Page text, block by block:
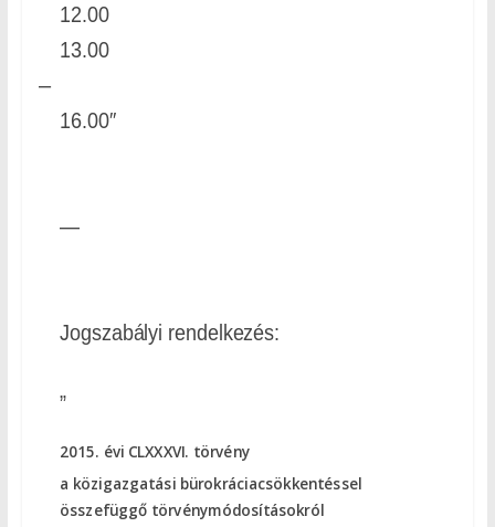
12.00
13.00
–
16.00″
—
Jogszabályi rendelkezés:
”
2015. évi CLXXXVI. törvény
a közigazgatási bürokráciacsökkentéssel
összefüggő törvénymódosításokról